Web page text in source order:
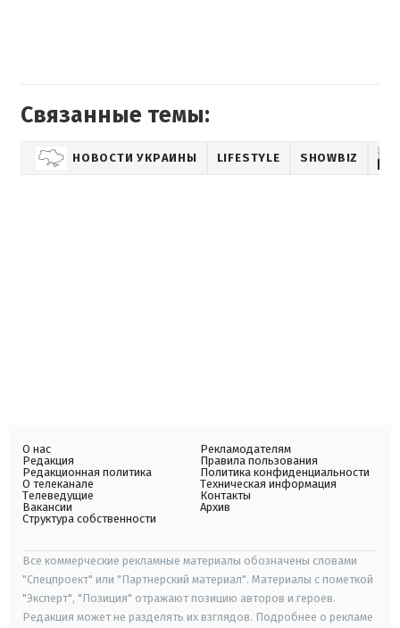
Связанные темы:
НОВОСТИ УКРАИНЫ LIFESTYLE SHOWBIZ
О нас
Редакция
Редакционная политика
О телеканале
Телеведущие
Вакансии
Структура собственности
Рекламодателям
Правила пользования
Политика конфиденциальности
Техническая информация
Контакты
Архив
Все коммерческие рекламные материалы обозначены словами
"Спецпроект" или "Партнерский материал". Материалы с пометкой
"Эксперт", "Позиция" отражают позицию авторов и героев.
Редакция может не разделять их взглядов. Подробнее о рекламе